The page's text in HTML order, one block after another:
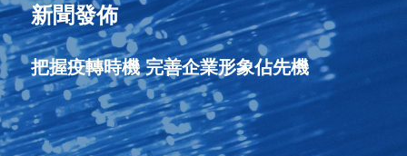
新聞發佈
把握疫轉時機 完善企業形象佔先機